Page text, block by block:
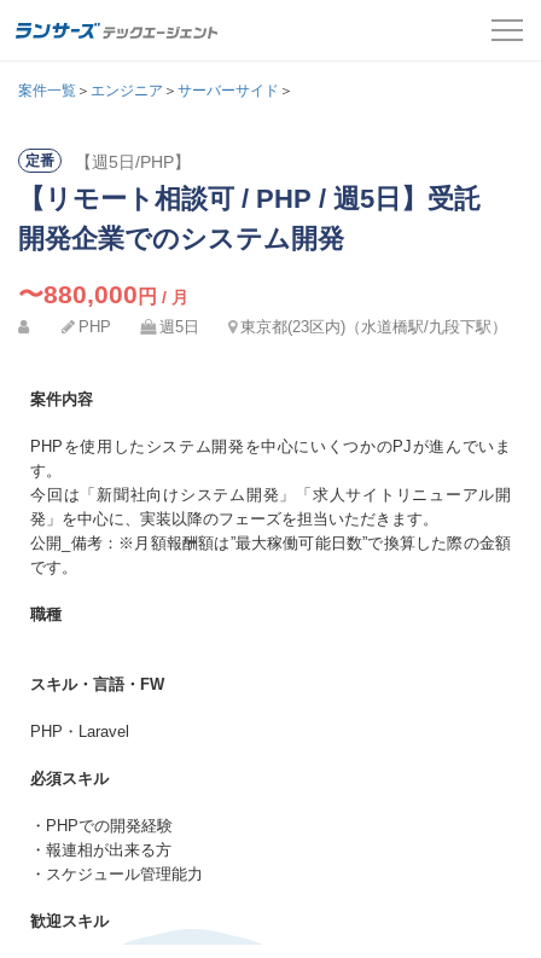
案件一覧
よくある質問
ログイン
案件一覧 ＞ エンジニア ＞ サーバーサイド ＞
定番 【週5日/PHP】
【リモート相談可 / PHP / 週5日】受託
開発企業でのシステム開発
〜880,000 円 / 月
PHP 週5日 東京都(23区内)（水道橋駅/九段下駅）
案件内容
PHPを使用したシステム開発を中心にいくつかのPJが進んでいま
す。
今回は「新聞社向けシステム開発」「求人サイトリニューアル開
発」を中心に、実装以降のフェーズを担当いただきます。
公開_備考：※月額報酬額は”最大稼働可能日数”で換算した際の金額
です。
職種
スキル・言語・FW
PHP・Laravel
必須スキル
・PHPでの開発経験
・報連相が出来る方
・スケジュール管理能力
歓迎スキル
メールアドレス
パスワード
ログインして応募する
パスワードを忘れた方はこちら
氏名 必須
生年月日
プライバシーポリシー・個人情報の取扱い
する